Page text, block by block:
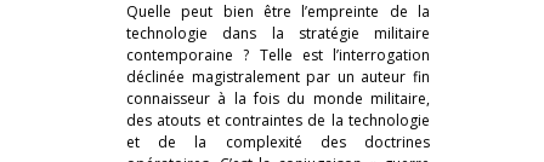
Quelle peut bien être l’empreinte de la
technologie dans la stratégie militaire
contemporaine ? Telle est l’interrogation
déclinée magistralement par un auteur fin
connaisseur à la fois du monde militaire,
des atouts et contraintes de la technologie
et de la complexité des doctrines